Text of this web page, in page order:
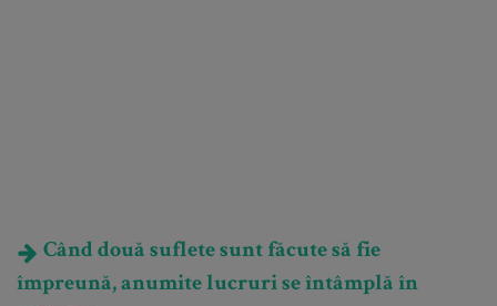
Când două suflete sunt făcute să fie
împreună, anumite lucruri se întâmplă în